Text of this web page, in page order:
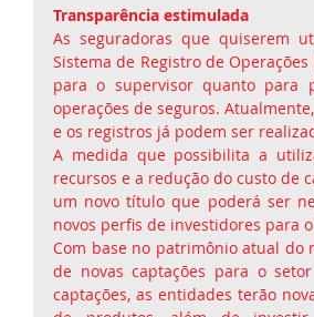
Transparência estimulada
As seguradoras que quiserem
Sistema de Registro de
para o supervisor quanto para
operações de seguros.
e os registros já podem ser
A medida que possibilita a
recursos e a redução do custo de
um novo título que poderá ser
novos perfis de investidores para
Com base no patrimônio atual do
de novas captações para o
captações, as entidades terão